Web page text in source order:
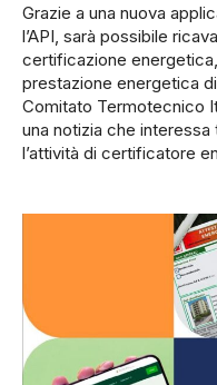
Grazie a una nuova
l’API, sarà possibile
certificazione
prestazione energetica
Comitato Termotecnico
una notizia che
l’attività di certificatore